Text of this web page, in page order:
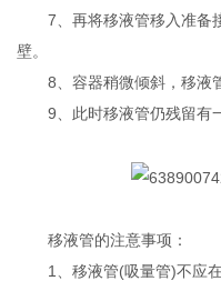
7、再将移液管移入准备
壁。
8、容器稍微倾斜，移液管
9、此时移液管仍残留有一
移液管的注意事项：
1、移液管(吸量管)不应在